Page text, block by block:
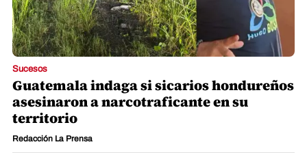
Sucesos
Guatemala indaga si sicarios hondureños
asesinaron a narcotraficante en su
territorio
Redacción La Prensa